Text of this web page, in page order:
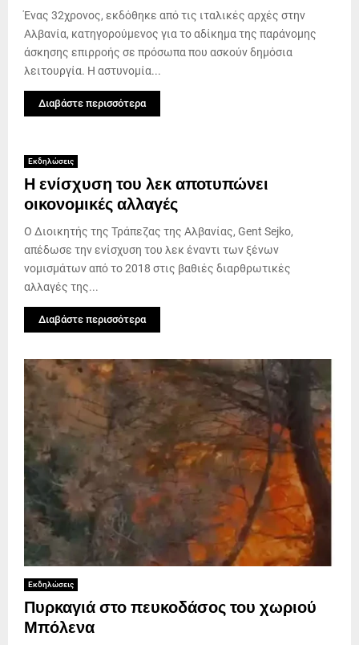
Ένας 32χρονος, εκδόθηκε από τις ιταλικές αρχές στην
Αλβανία, κατηγορούμενος για το αδίκημα της παράνομης
άσκησης επιρροής σε πρόσωπα που ασκούν δημόσια
λειτουργία. Η αστυνομία...
Διαβάστε περισσότερα
Εκδηλώσεις
Η ενίσχυση του λεκ αποτυπώνει
οικονομικές αλλαγές
Ο Διοικητής της Τράπεζας της Αλβανίας, Gent Sejko,
απέδωσε την ενίσχυση του λεκ έναντι των ξένων
νομισμάτων από το 2018 στις βαθιές διαρθρωτικές
αλλαγές της...
Διαβάστε περισσότερα
Εκδηλώσεις
Πυρκαγιά στο πευκοδάσος του χωριού
Μπόλενα